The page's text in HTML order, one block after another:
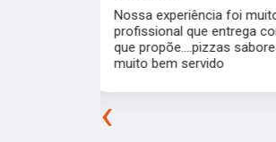
Simplesmente
incrível. Uma equipe
atenciosa que fizeram
maestria. Todas as
‹